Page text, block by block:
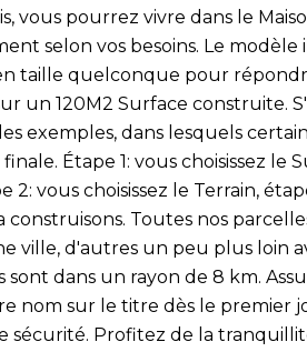
vous pourrez vivre dans le
selon vos besoins. Le
taille quelconque pour
un 120M2 Surface construite.
exemples, dans lesquels
Étape 1: vous choisissez le
vous choisissez le Terrain,
Toutes nos
ville, d'autres un peu plus loin
sont dans un rayon de 8 km.
nom sur le titre dès le premier
sécurité. Profitez de la